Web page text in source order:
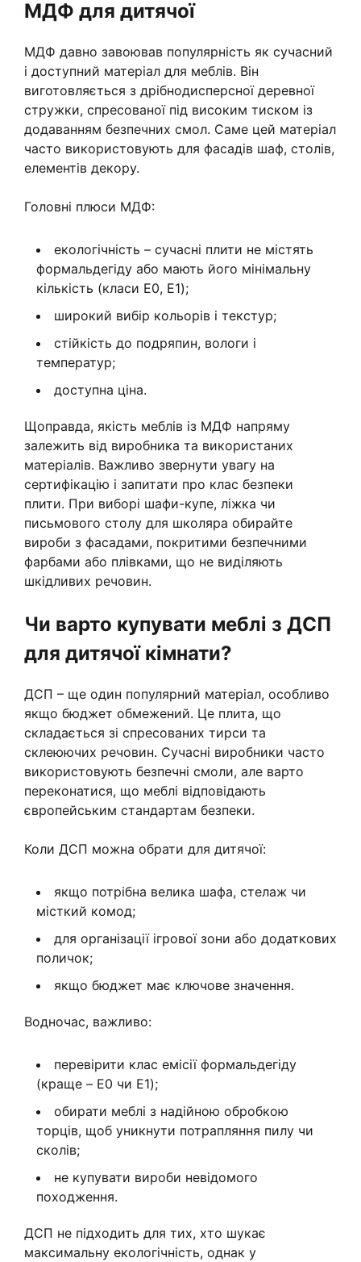
МДФ для дитячої
МДФ давно завоював популярність як сучасний
і доступний матеріал для меблів. Він
виготовляється з дрібнодисперсної деревної
стружки, спресованої під високим тиском із
додаванням безпечних смол. Саме цей матеріал
часто використовують для фасадів шаф, столів,
елементів декору.
Головні плюси МДФ:
екологічність – сучасні плити не містять
формальдегіду або мають його мінімальну
кількість (класи E0, E1);
широкий вибір кольорів і текстур;
стійкість до подряпин, вологи і
температур;
доступна ціна.
Щоправда, якість меблів із МДФ напряму
залежить від виробника та використаних
матеріалів. Важливо звернути увагу на
сертифікацію і запитати про клас безпеки
плити. При виборі шафи-купе, ліжка чи
письмового столу для школяра обирайте
вироби з фасадами, покритими безпечними
фарбами або плівками, що не виділяють
шкідливих речовин.
Чи варто купувати меблі з ДСП
для дитячої кімнати?
ДСП – ще один популярний матеріал, особливо
якщо бюджет обмежений. Це плита, що
складається зі спресованих тирси та
склеюючих речовин. Сучасні виробники часто
використовують безпечні смоли, але варто
переконатися, що меблі відповідають
європейським стандартам безпеки.
Коли ДСП можна обрати для дитячої:
якщо потрібна велика шафа, стелаж чи
місткий комод;
для організації ігрової зони або додаткових
поличок;
якщо бюджет має ключове значення.
Водночас, важливо:
перевірити клас емісії формальдегіду
(краще – E0 чи E1);
обирати меблі з надійною обробкою
торців, щоб уникнути потрапляння пилу чи
сколів;
не купувати вироби невідомого
походження.
ДСП не підходить для тих, хто шукає
максимальну екологічність, однак у